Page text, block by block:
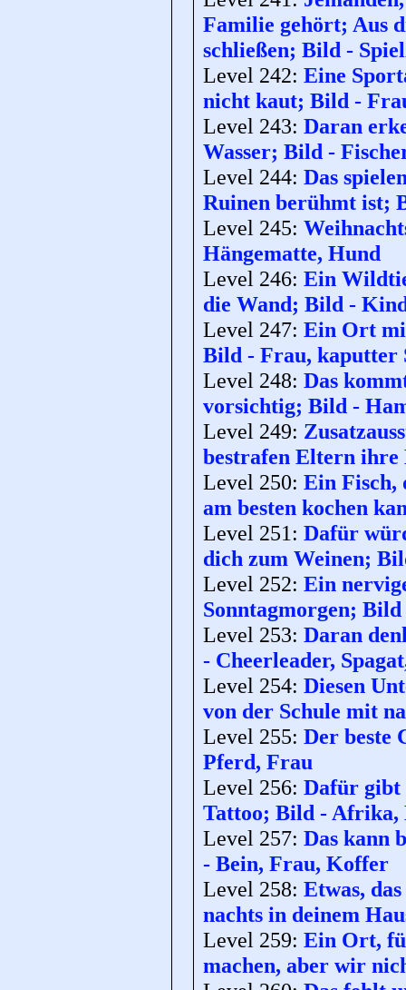
Familie gehört; Aus
schließen; Bild -
Level 242: Eine
nicht kaut; Bild -
Level 243: Daran
Wasser; Bild -
Level 244: Das
Ruinen berühmt ist;
Level 245:
Hängematte, Hund
Level 246: Ein
die Wand; Bild -
Level 247: Ein Ort
Bild - Frau, kaputter
Level 248: Das
vorsichtig; Bild -
Level 249:
bestrafen Eltern
Level 250: Ein Fisch,
am besten kochen
Level 251: Dafür
dich zum Weinen;
Level 252: Ein
Sonntagmorgen;
Level 253: Daran
- Cheerleader,
Level 254: Diesen
von der Schule mit
Level 255: Der beste
Pferd, Frau
Level 256: Dafür gibt
Tattoo; Bild - Afrika,
Level 257: Das kann
- Bein, Frau, Koffer
Level 258: Etwas,
nachts in deinem
Level 259: Ein Ort,
machen, aber wir